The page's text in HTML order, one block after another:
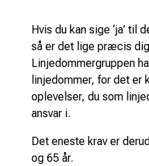
Hvis du kan sige ‘ja’ til
så er det lige præcis
Linjedommergruppen
linjedommer, for det er
oplevelser, du som
ansvar i.
Det eneste krav er
og 65 år.